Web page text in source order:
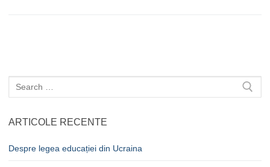
Caută
după:
ARTICOLE RECENTE
Despre legea educației din Ucraina